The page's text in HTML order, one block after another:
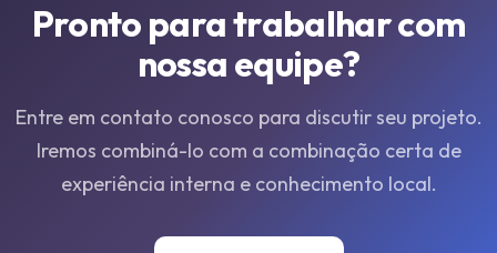
Pronto para trabalhar com
nossa equipe?
Entre em contato conosco para discutir seu projeto.
Iremos combiná-lo com a combinação certa de
experiência interna e conhecimento local.